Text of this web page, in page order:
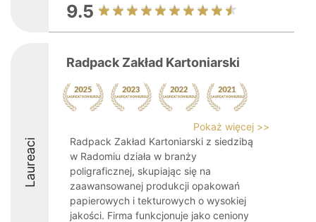
9.5
Laureaci
Radpack Zakład Kartoniarski
Pokaż więcej >>
Radpack Zakład Kartoniarski z siedzibą
w Radomiu działa w branży
poligraficznej, skupiając się na
zaawansowanej produkcji opakowań
papierowych i tekturowych o wysokiej
jakości. Firma funkcjonuje jako ceniony